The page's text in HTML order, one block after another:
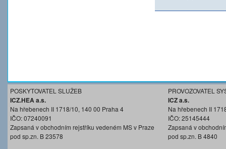
POSKYTOVATEL SLUŽEB
ICZ.HEA a.s.
Na hřebenech II 1718/10, 140 00 Praha 4
IČO: 07240091
Zapsaná v obchodním rejstříku vedeném MS v Praze
pod sp.zn. B 23578
PROVOZOVATEL
ICZ a.s.
Na hřebenech II
IČO: 25145444
Zapsaná v
pod sp.zn. B 4840